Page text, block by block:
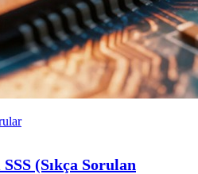
(Sıkça Sorulan